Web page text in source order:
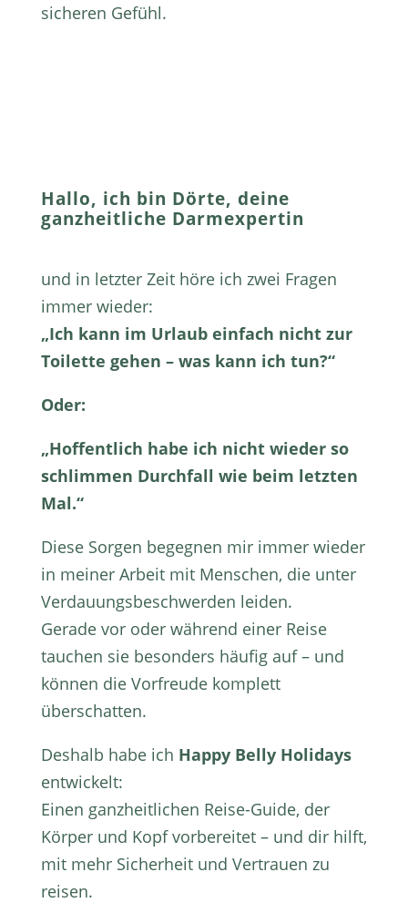
sicheren Gefühl.
Hallo, ich bin Dörte, deine
ganzheitliche Darmexpertin
und in letzter Zeit höre ich zwei Fragen
immer wieder:
„Ich kann im Urlaub einfach nicht zur
Toilette gehen – was kann ich tun?“
Oder:
„Hoffentlich habe ich nicht wieder so
schlimmen Durchfall wie beim letzten
Mal.“
Diese Sorgen begegnen mir immer wieder
in meiner Arbeit mit Menschen, die unter
Verdauungsbeschwerden leiden.
Gerade vor oder während einer Reise
tauchen sie besonders häufig auf – und
können die Vorfreude komplett
überschatten.
Deshalb habe ich Happy Belly Holidays
entwickelt:
Einen ganzheitlichen Reise-Guide, der
Körper und Kopf vorbereitet – und dir hilft,
mit mehr Sicherheit und Vertrauen zu
reisen.